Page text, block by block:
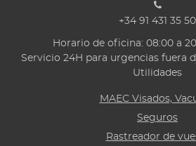
+34 91 431 35 50
Horario de oficina: 08:00 a
Servicio 24H para urgencias fuera
Utilidades
MAEC Visados,
Seguros
Rastreador de